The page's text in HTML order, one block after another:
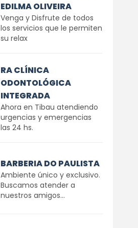
EDILMA OLIVEIRA
Venga y Disfrute de todos
los servicios que le permiten
su relax
RA CLÍNICA
ODONTOLÓGICA
INTEGRADA
Ahora en Tibau atendiendo
urgencias y emergencias
las 24 hs.
BARBERIA DO PAULISTA
Ambiente único y exclusivo.
Buscamos atender a
nuestros amigos...